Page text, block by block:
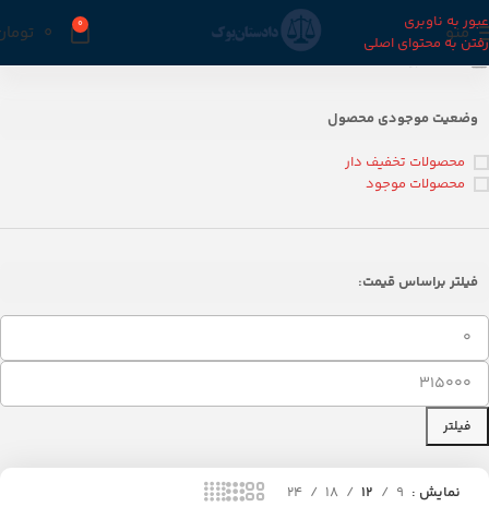
عبور به ناوبری
رفتن به محتوای اصلی
منو 0
0
خانه فروشگاه
وضعیت موجودی محصول
محصولات تخفیف دار
محصولات موجود
فیلتر براساس قیمت:
فیلتر
نمایش 9
12
18
24